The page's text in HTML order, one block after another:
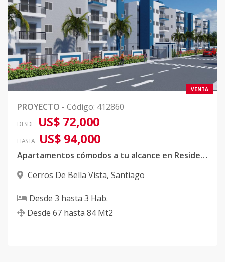
VENTA
PROYECTO - Código: 412860
DESDE US$ 72,000
HASTA US$ 94,000
Apartamentos cómodos a tu alcance en Residencial Serenity III
Cerros De Bella Vista, Santiago
Desde 3 hasta 3 Hab.
Desde 67 hasta 84 Mt2